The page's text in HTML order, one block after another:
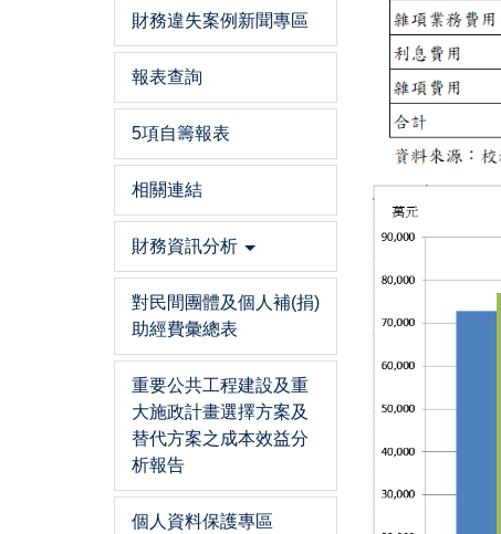
財務違失案例新聞專區
報表查詢
5項自籌報表
相關連結
財務資訊分析
對民間團體及個人補(捐)
助經費彙總表
重要公共工程建設及重
大施政計畫選擇方案及
替代方案之成本效益分
析報告
個人資料保護專區